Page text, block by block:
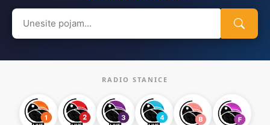
Search
for:
RADIO STANICE